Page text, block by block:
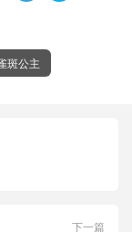
斑公主
下一篇